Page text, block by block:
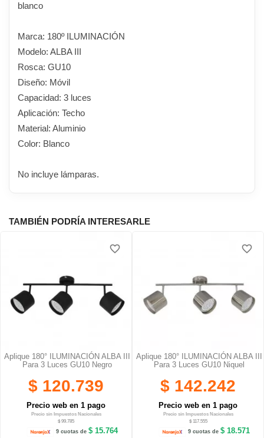
blanco
Marca: 180º ILUMINACIÓN
Modelo: ALBA III
Rosca: GU10
Diseño: Móvil
Capacidad: 3 luces
Aplicación: Techo
Material: Aluminio
Color: Blanco
No incluye lámparas.
TAMBIÉN PODRÍA INTERESARLE
Aplique 180° ILUMINACIÓN ALBA III
Para 3 Luces GU10 Negro
$ 120.739
Precio web en 1 pago
Precio sin Impuestos Nacionales
$ 99.785
9 cuotas de$ 15.764
favorite_border
Aplique 180° ILUMINACIÓN ALBA III
Para 3 Luces GU10 Niquel
$ 142.242
Precio web en 1 pago
Precio sin Impuestos Nacionales
$ 117.555
9 cuotas de$ 18.571
favorite_border